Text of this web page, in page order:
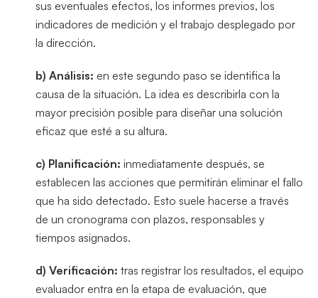
sus eventuales efectos, los informes previos, los
indicadores de medición y el trabajo desplegado por
la dirección.
b) Análisis: en este segundo paso se identifica la
causa de la situación. La idea es describirla con la
mayor precisión posible para diseñar una solución
eficaz que esté a su altura.
c) Planificación: inmediatamente después, se
establecen las acciones que permitirán eliminar el fallo
que ha sido detectado. Esto suele hacerse a través
de un cronograma con plazos, responsables y
tiempos asignados.
d) Verificación: tras registrar los resultados, el equipo
evaluador entra en la etapa de evaluación, que